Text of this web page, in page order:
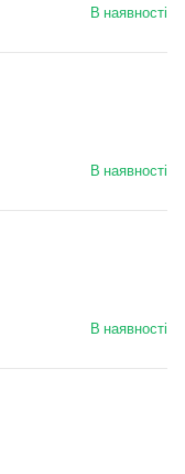
В наявності
В наявності
В наявності